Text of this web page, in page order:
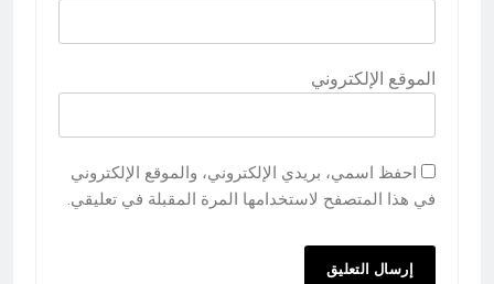
الموقع الإلكتروني
احفظ اسمي، بريدي الإلكتروني، والموقع الإلكتروني
في هذا المتصفح لاستخدامها المرة المقبلة في تعليقي.